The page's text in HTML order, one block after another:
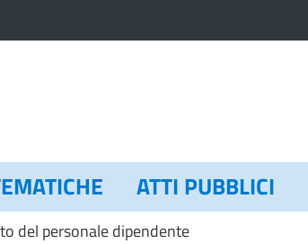
ATTI PUBBLICI
del personale dipendente